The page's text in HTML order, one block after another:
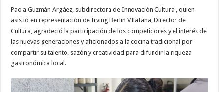
Paola Guzmán Argáez, subdirectora de Innovación Cultural, quien
asistió en representación de Irving Berlín Villafaña, Director de
Cultura, agradeció la participación de los competidores y el interés de
las nuevas generaciones y aficionados a la cocina tradicional por
compartir su talento, sazón y creatividad para difundir la riqueza
gastronómica local.